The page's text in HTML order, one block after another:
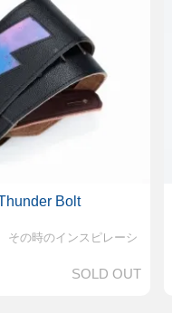
Bolt
その時のインスピレーシ
SOLD OUT